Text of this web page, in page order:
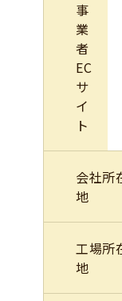
事
業
者
EC
サ
イ
ト
会社所
地
工場所
地